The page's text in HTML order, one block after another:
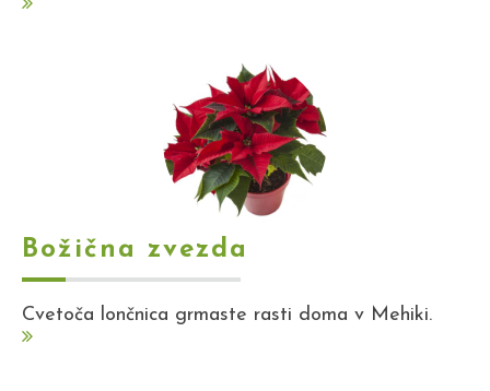
Božična zvezda
Cvetoča lončnica grmaste rasti doma v Mehiki.